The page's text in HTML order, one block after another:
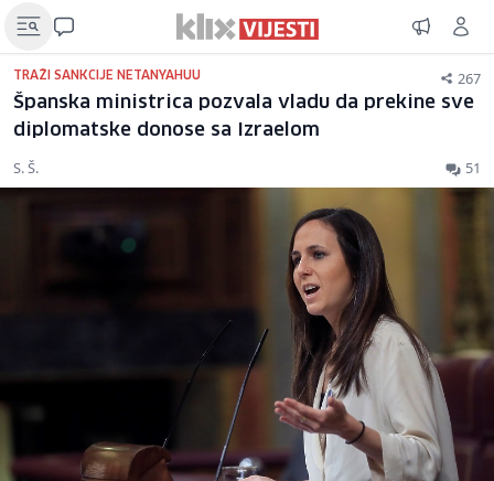
TRAŽI SANKCIJE NETANYAHUU 267
Španska ministrica pozvala vladu da prekine sve
diplomatske donose sa Izraelom
S. Š. 51